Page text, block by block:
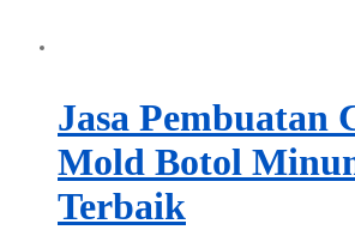
Jasa Pembuatan
Mold Botol
Terbaik